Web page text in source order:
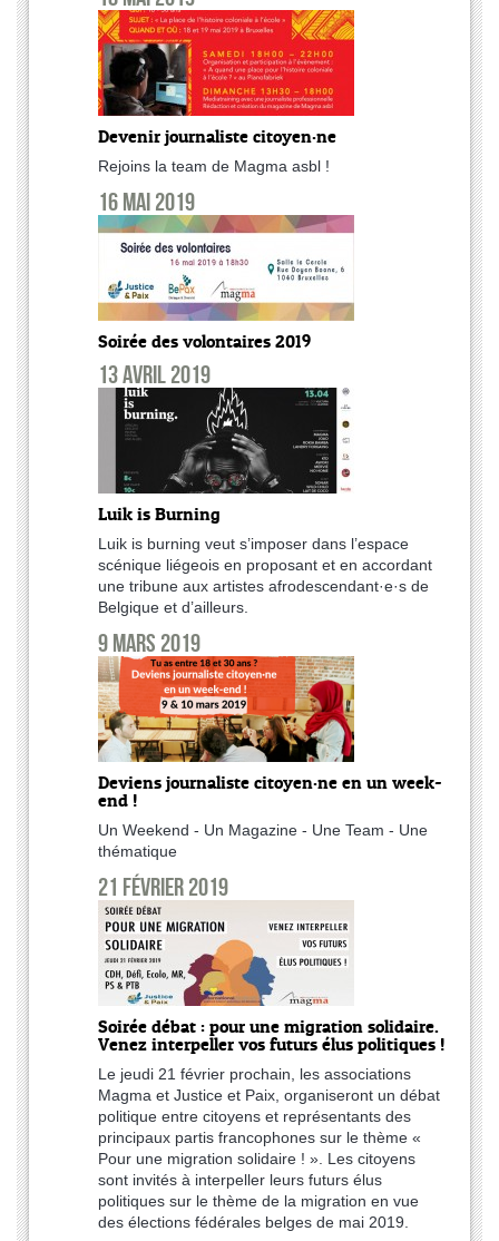
Devenir journaliste citoyen·ne
Rejoins la team de Magma asbl !
16 mai 2019
Soirée des volontaires 2019
13 avril 2019
Luik is Burning
Luik is burning veut s’imposer dans l’espace
scénique liégeois en proposant et en accordant
une tribune aux artistes afrodescendant·e·s de
Belgique et d’ailleurs.
9 mars 2019
Deviens journaliste citoyen·ne en un week-
end !
Un Weekend - Un Magazine - Une Team - Une
thématique
21 février 2019
Soirée débat : pour une migration solidaire.
Venez interpeller vos futurs élus politiques !
Le jeudi 21 février prochain, les associations
Magma et Justice et Paix, organiseront un débat
politique entre citoyens et représentants des
principaux partis francophones sur le thème «
Pour une migration solidaire ! ». Les citoyens
sont invités à interpeller leurs futurs élus
politiques sur le thème de la migration en vue
des élections fédérales belges de mai 2019.